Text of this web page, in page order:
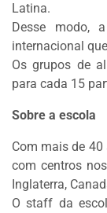
Latina.
Desse modo,
internacional
Os grupos de
para cada 15
Sobre a escola
Com mais de
com centros
Inglaterra,
O staff da